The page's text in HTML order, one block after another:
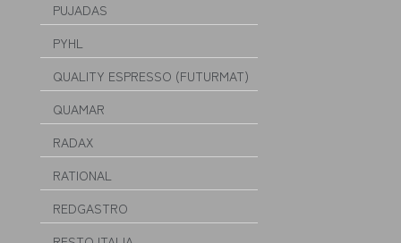
PUJADAS
PYHL
QUALITY ESPRESSO (FUTURMAT)
QUAMAR
RADAX
RATIONAL
REDGASTRO